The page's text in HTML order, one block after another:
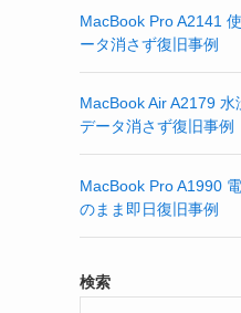
MacBook Pro A2141
ータ消さず復旧事例
MacBook Air A2179 水
データ消さず復旧事例
MacBook Pro A1990
のまま即日復旧事例
検索